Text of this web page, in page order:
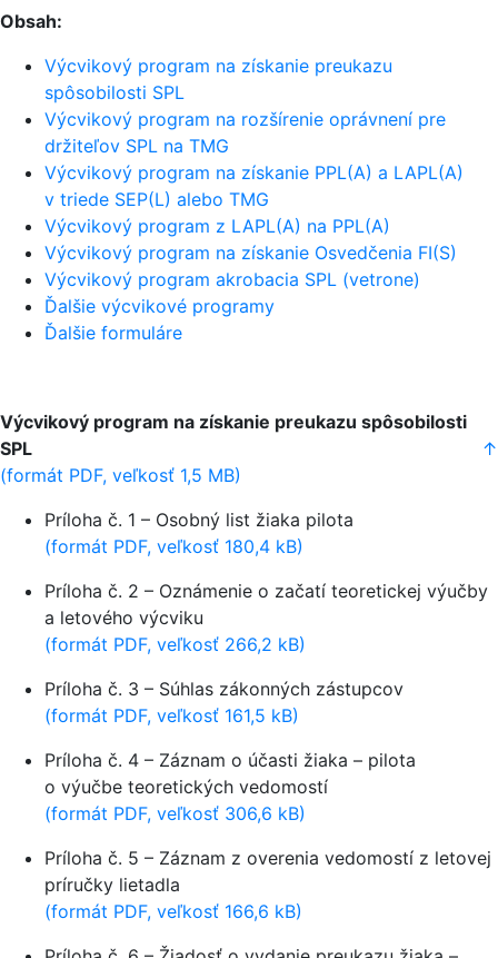
Obsah:
Výcvikový program na získanie preukazu
spôsobilosti SPL
Výcvikový program na rozšírenie oprávnení pre
držiteľov SPL na TMG
Výcvikový program na získanie PPL(A) a LAPL(A)
v triede SEP(L) alebo TMG
Výcvikový program z LAPL(A) na PPL(A)
Výcvikový program na získanie Osvedčenia FI(S)
Výcvikový program akrobacia SPL (vetrone)
Ďalšie výcvikové programy
Ďalšie formuláre
Výcvikový program na získanie preukazu spôsobilosti
SPL
↑
(formát PDF, veľkosť 1,5 MB)
Príloha č. 1 – Osobný list žiaka pilota
(formát PDF, veľkosť 180,4 kB)
Príloha č. 2 – Oznámenie o začatí teoretickej výučby
a letového výcviku
(formát PDF, veľkosť 266,2 kB)
Príloha č. 3 – Súhlas zákonných zástupcov
(formát PDF, veľkosť 161,5 kB)
Príloha č. 4 – Záznam o účasti žiaka – pilota
o výučbe teoretických vedomostí
(formát PDF, veľkosť 306,6 kB)
Príloha č. 5 – Záznam z overenia vedomostí z letovej
príručky lietadla
(formát PDF, veľkosť 166,6 kB)